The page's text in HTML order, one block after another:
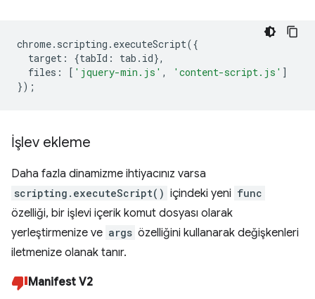
chrome. scripting . executeScript({
target : {tabId : tab . id},
files : [ 'jquery-min.js' , 'content-script.js' ]
});
İşlev ekleme
Daha fazla dinamizme ihtiyacınız varsa
scripting.executeScript() içindeki yeni func
özelliği, bir işlevi içerik komut dosyası olarak
yerleştirmenize ve args özelliğini kullanarak değişkenleri
iletmenize olanak tanır.
Manifest V2